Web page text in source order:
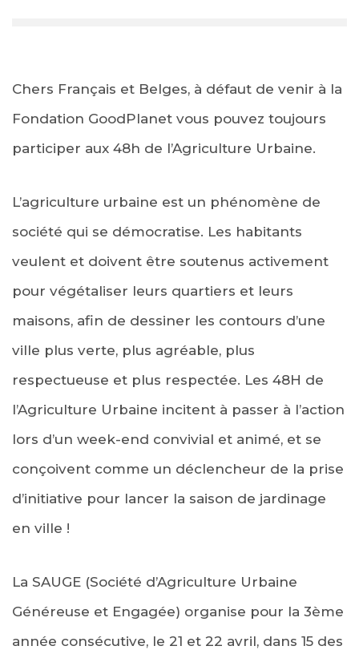
Chers Français et Belges, à défaut de venir à la
Fondation GoodPlanet vous pouvez toujours
participer aux 48h de l’Agriculture Urbaine.
L’agriculture urbaine est un phénomène de
société qui se démocratise. Les habitants
veulent et doivent être soutenus activement
pour végétaliser leurs quartiers et leurs
maisons, afin de dessiner les contours d’une
ville plus verte, plus agréable, plus
respectueuse et plus respectée. Les 48H de
l’Agriculture Urbaine incitent à passer à l’action
lors d’un week-end convivial et animé, et se
conçoivent comme un déclencheur de la prise
d’initiative pour lancer la saison de jardinage
en ville !
La SAUGE (Société d’Agriculture Urbaine
Généreuse et Engagée) organise pour la 3ème
année consécutive, le 21 et 22 avril, dans 15 des